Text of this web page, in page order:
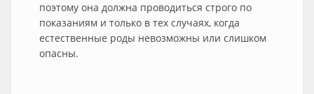
поэтому она должна проводиться строго по
показаниям и только в тех случаях, когда
естественные роды невозможны или слишком
опасны.